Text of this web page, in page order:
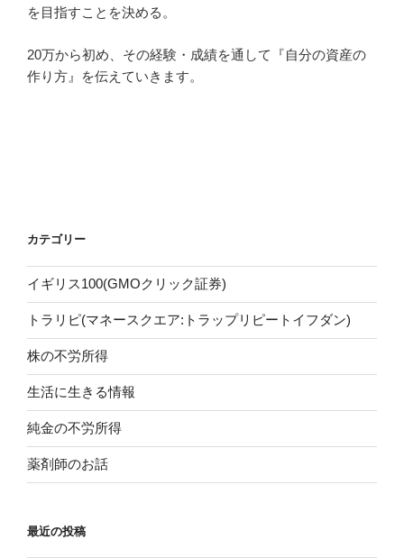
を目指すことを決める。
20万から初め、その経験・成績を通して『自分の資産の
作り方』を伝えていきます。
カテゴリー
イギリス100(GMOクリック証券)
トラリピ(マネースクエア:トラップリピートイフダン)
株の不労所得
生活に生きる情報
純金の不労所得
薬剤師のお話
最近の投稿